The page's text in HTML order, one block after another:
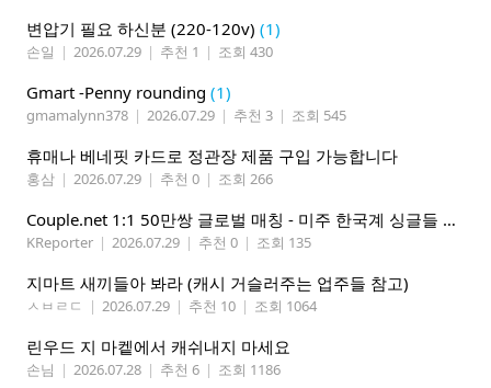
변압기 필요 하신분 (220-120v) (1)
손일 | 2026.07.29 | 추천 1 | 조회 430
Gmart -Penny rounding (1)
gmamalynn378 | 2026.07.29 | 추천 3 | 조회 545
휴매나 베네핏 카드로 정관장 제품 구입 가능합니다
홍삼 | 2026.07.29 | 추천 0 | 조회 266
Couple.net 1:1 50만쌍 글로벌 매칭 - 미주 한국계 싱글들 모이세요
KReporter | 2026.07.29 | 추천 0 | 조회 135
지마트 새끼들아 봐라 (캐시 거슬러주는 업주들 참고)
ㅅㅂㄹㄷ | 2026.07.29 | 추천 10 | 조회 1064
린우드 지 마켙에서 캐쉬내지 마세요
손님 | 2026.07.28 | 추천 6 | 조회 1186